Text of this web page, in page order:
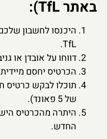
באתר TfL):
היכנסו לחשבון
TfL.
דווחו על אובדן או
הכרטיס יחסם
תוכלו לבקש כרטיס
של 5 פאונד).
היתרה מהכרטיס
החדש.